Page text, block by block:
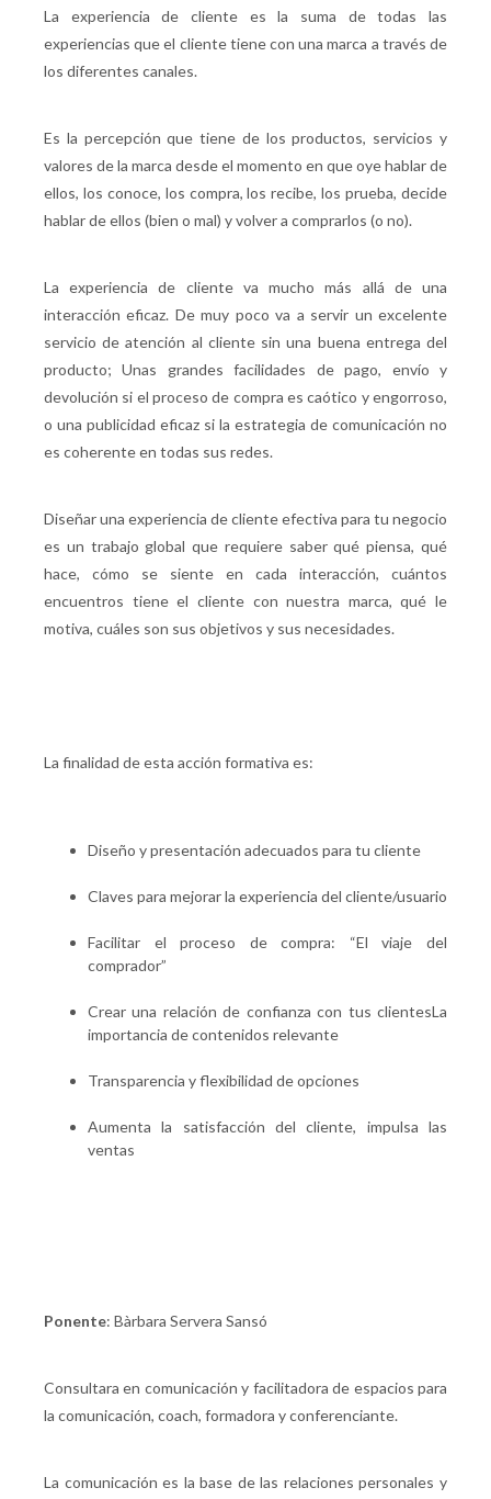
La experiencia de cliente es la suma de todas las
experiencias que el cliente tiene con una marca a través de
los diferentes canales.
Es la percepción que tiene de los productos, servicios y
valores de la marca desde el momento en que oye hablar de
ellos, los conoce, los compra, los recibe, los prueba, decide
hablar de ellos (bien o mal) y volver a comprarlos (o no).
La experiencia de cliente va mucho más allá de una
interacción eficaz. De muy poco va a servir un excelente
servicio de atención al cliente sin una buena entrega del
producto; Unas grandes facilidades de pago, envío y
devolución si el proceso de compra es caótico y engorroso,
o una publicidad eficaz si la estrategia de comunicación no
es coherente en todas sus redes.
Diseñar una experiencia de cliente efectiva para tu negocio
es un trabajo global que requiere saber qué piensa, qué
hace, cómo se siente en cada interacción, cuántos
encuentros tiene el cliente con nuestra marca, qué le
motiva, cuáles son sus objetivos y sus necesidades.
La finalidad de esta acción formativa es:
Diseño y presentación adecuados para tu cliente
Claves para mejorar la experiencia del cliente/usuario
Facilitar el proceso de compra: “El viaje del
comprador”
Crear una relación de confianza con tus clientesLa
importancia de contenidos relevante
Transparencia y flexibilidad de opciones
Aumenta la satisfacción del cliente, impulsa las
ventas
Ponente: Bàrbara Servera Sansó
Consultara en comunicación y facilitadora de espacios para
la comunicación, coach, formadora y conferenciante.
La comunicación es la base de las relaciones personales y